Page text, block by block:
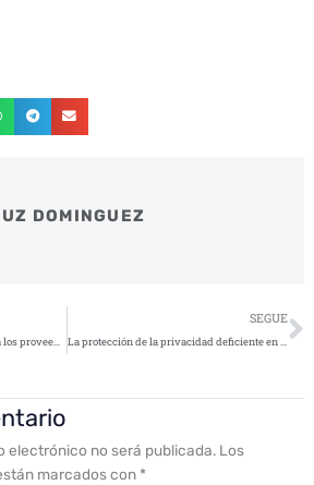
DOMINGUEZ
4 preguntas que hay que hacer a los proveedores de ciberseguridad que afirman ser expertos en IA
SEGUE
La protección de la privacidad deficiente en Apps de salud sexual y reproductiva
electrónico no será publicada. Los
marcados con *